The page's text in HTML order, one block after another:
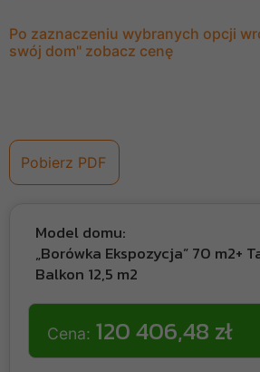
Po zaznaczeniu wybranych opcji
swój dom" zobacz cenę
Model domu:
„Borówka Ekspozycja” 70 m2+
Balkon 12,5 m2
Cena: 120 406,48 zł